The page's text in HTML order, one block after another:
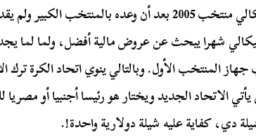
اتحاد الكرة أعطى لميكالي منتخب 2005 بعد أن وعده بالمنتخب
شهرا يبحث عن عروض مالية أفضل، ولما لما
المنتخب الأول. وبالتالي ينوي اتحاد الكرة ترك
الاتحاد الجديد ويختار هو رئيسا أجنبيا أو مصريا
دي، كفاية عليه شيلة دولارية واحدة!.